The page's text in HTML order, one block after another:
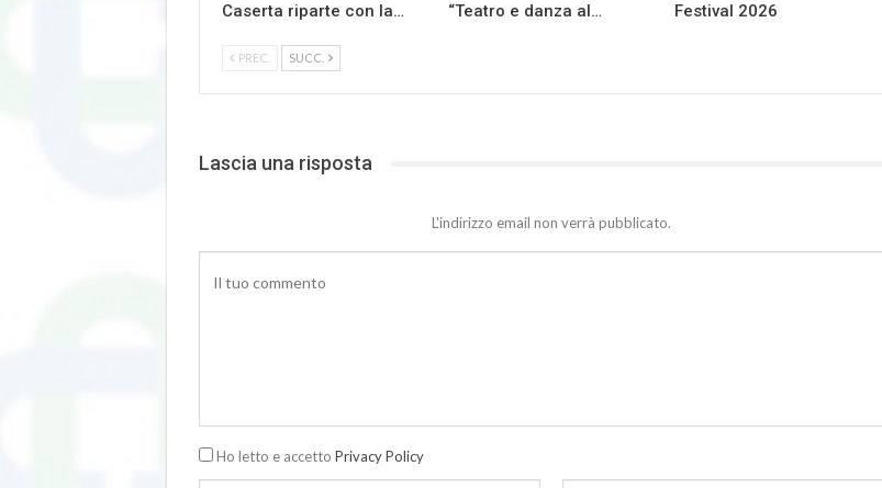
Caserta riparte con la…
“Teatro e danza al…
Festival 2026
PREC. SUCC.
Lascia una risposta
L'indirizzo email non verrà pubblicato.
Ho letto e accetto Privacy Policy